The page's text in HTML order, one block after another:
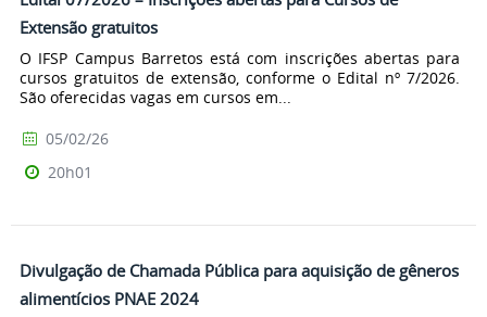
Extensão gratuitos
O IFSP Campus Barretos está com inscrições abertas para
cursos gratuitos de extensão, conforme o Edital nº 7/2026.
São oferecidas vagas em cursos em...
05/02/26
20h01
Divulgação de Chamada Pública para aquisição de gêneros
alimentícios PNAE 2024